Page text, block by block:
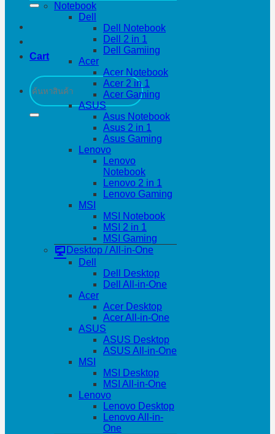
Cart
Search
for:
Notebook
Dell
Dell Notebook
Dell 2 in 1
Dell Gamiing
Acer
Acer Notebook
Acer 2 in 1
Acer Gaming
ASUS
Asus Notebook
Asus 2 in 1
Asus Gaming
Lenovo
Lenovo
Notebook
Lenovo 2 in 1
Lenovo Gaming
MSI
MSI Notebook
MSI 2 in 1
MSI Gaming
Desktop / All-in-One
Dell
Dell Desktop
Dell All-in-One
Acer
Acer Desktop
Acer All-in-One
ASUS
ASUS Desktop
ASUS All-in-One
MSI
MSI Desktop
MSI All-in-One
Lenovo
Lenovo Desktop
Lenovo All-in-
One